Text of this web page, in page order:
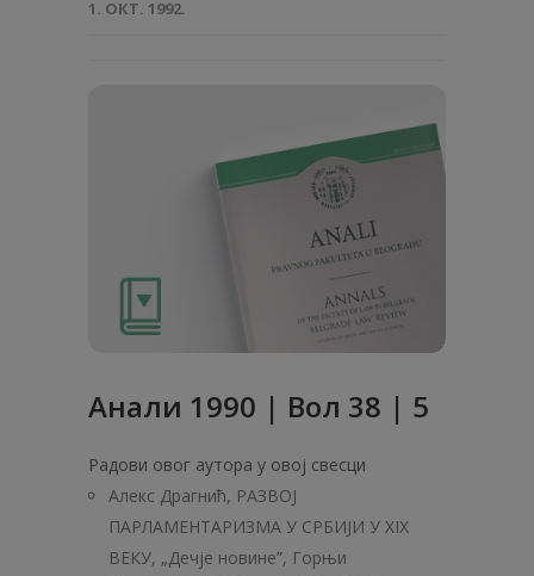
1. ОКТ. 1992.
Анaли 1990 | Вол 38 | 5
Радови овог аутора у овој свесци
Алекс Драгнић, РАЗВОЈ
ПАРЛАМЕНТАРИЗМА У СРБИЈИ У XIX
ВЕКУ, „Дечје новине”, Горњи